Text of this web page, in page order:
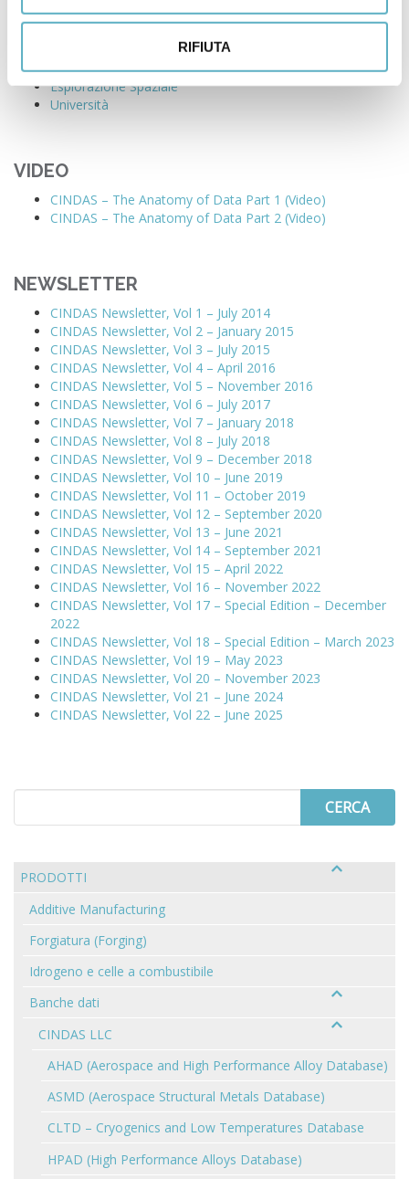
RIFIUTA
Aerospaziale
Industria Marittima
Esplorazione Spaziale
Università
VIDEO
CINDAS – The Anatomy of Data Part 1 (Video)
CINDAS – The Anatomy of Data Part 2 (Video)
NEWSLETTER
CINDAS Newsletter, Vol 1 – July 2014
CINDAS Newsletter, Vol 2 – January 2015
CINDAS Newsletter, Vol 3 – July 2015
CINDAS Newsletter, Vol 4 – April 2016
CINDAS Newsletter, Vol 5 – November 2016
CINDAS Newsletter, Vol 6 – July 2017
CINDAS Newsletter, Vol 7 – January 2018
CINDAS Newsletter, Vol 8 – July 2018
CINDAS Newsletter, Vol 9 – December 2018
CINDAS Newsletter, Vol 10 – June 2019
CINDAS Newsletter, Vol 11 – October 2019
CINDAS Newsletter, Vol 12 – September 2020
CINDAS Newsletter, Vol 13 – June 2021
CINDAS Newsletter, Vol 14 – September 2021
CINDAS Newsletter, Vol 15 – April 2022
CINDAS Newsletter, Vol 16 – November 2022
CINDAS Newsletter, Vol 17 – Special Edition – December
2022
CINDAS Newsletter, Vol 18 – Special Edition – March 2023
CINDAS Newsletter, Vol 19 – May 2023
CINDAS Newsletter, Vol 20 – November 2023
CINDAS Newsletter, Vol 21 – June 2024
CINDAS Newsletter, Vol 22 – June 2025
Search
PRODOTTI
Additive Manufacturing
Forgiatura (Forging)
Idrogeno e celle a combustibile
Banche dati
CINDAS LLC
AHAD (Aerospace and High Performance Alloy Database)
ASMD (Aerospace Structural Metals Database)
CLTD – Cryogenics and Low Temperatures Database
HPAD (High Performance Alloys Database)